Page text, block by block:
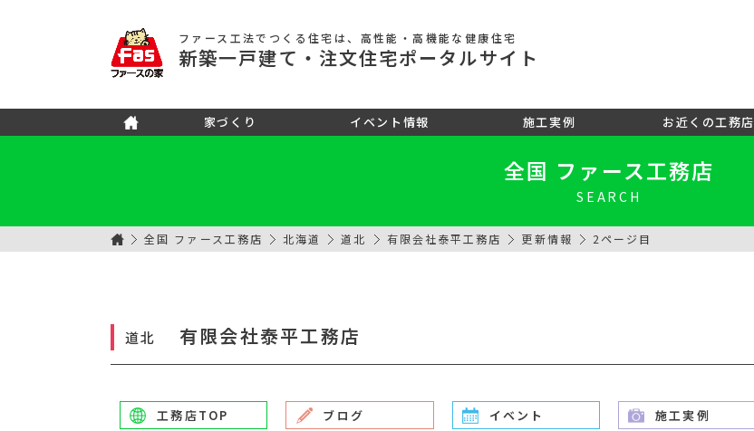
ファース工法でつくる住宅 は、高性能・高機能な健康住宅
新築一戸建て ・注文住宅ポータルサイト
家づくり イベント情報 施工実例 お近くの工務店
全国 ファース工務店
SEARCH
全国 ファース工務店 北海道 道北 有限会社泰平工務店 更新情報 2ページ目
道北 有限会社泰平工務店
工務店TOP ブログ イベント 施工実例